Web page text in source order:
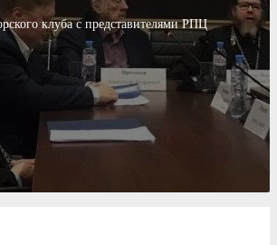
клуба с представителями РПЦ